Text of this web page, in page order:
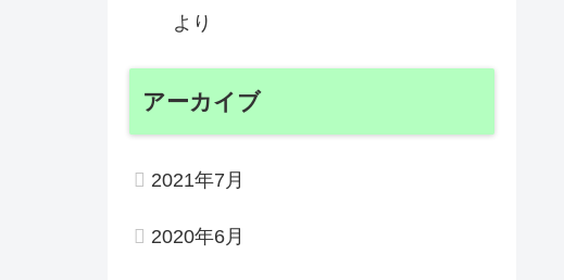
より
アーカイブ
2021年7月
2020年6月